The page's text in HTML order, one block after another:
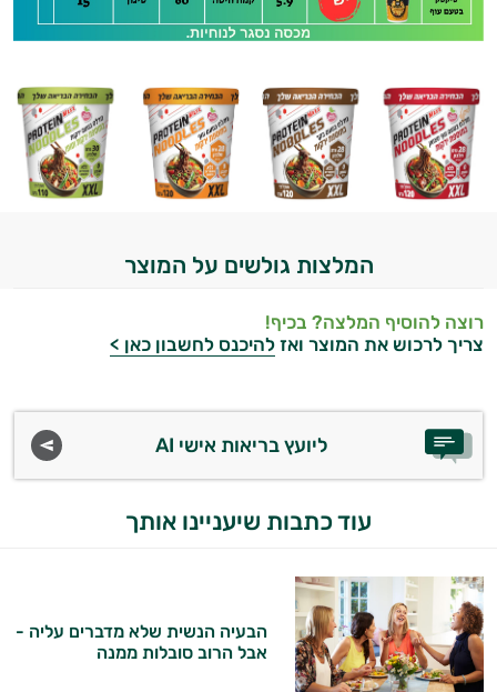
המלצות גולשים על המוצר
רוצה להוסיף המלצה? בכיף!
צריך לרכוש את המוצר ואז להיכנס לחשבון כאן >
ליועץ בריאות אישי AI
עוד כתבות שיעניינו אותך
הבעיה הנשית שלא מדברים עליה -
אבל הרוב סובלות ממנה